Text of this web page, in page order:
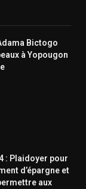
Bictogo
à Yopougon
: Plaidoyer pour
d’épargne et
aux